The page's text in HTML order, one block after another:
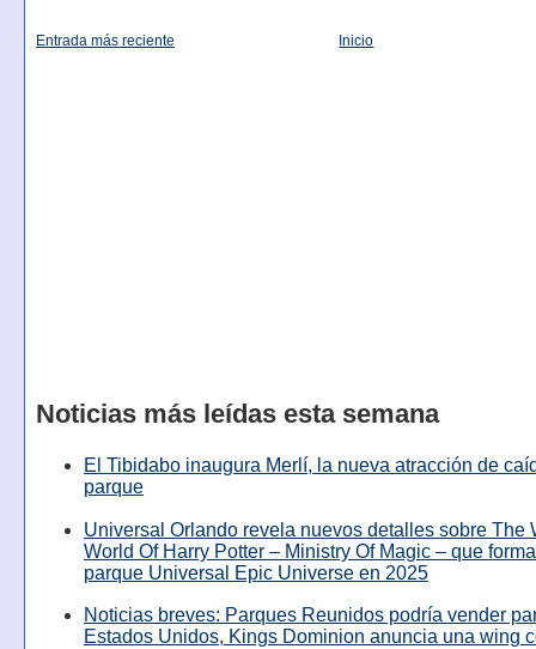
Entrada más reciente Inicio
Noticias más leídas esta semana
El Tibidabo inaugura Merlí, la nueva atracción de
parque
Universal Orlando revela nuevos detalles sobre The
World Of Harry Potter – Ministry Of Magic – que
parque Universal Epic Universe en 2025
Noticias breves: Parques Reunidos podría vender
Estados Unidos, Kings Dominion anuncia una wing